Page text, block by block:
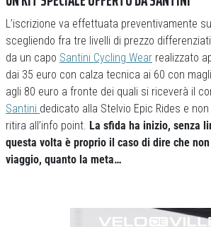
L’iscrizione va effettuata preventivamente
scegliendo fra tre livelli di prezzo
da un capo Santini Cycling Wear realizzato
dai 35 euro con calza tecnica ai 60 con
agli 80 euro a fronte dei quali si riceverà il
Santini dedicato alla Stelvio Epic Rides e
ritira all’info point. La sfida ha inizio, senza
questa volta è proprio il caso di dire che
viaggio, quanto la meta…